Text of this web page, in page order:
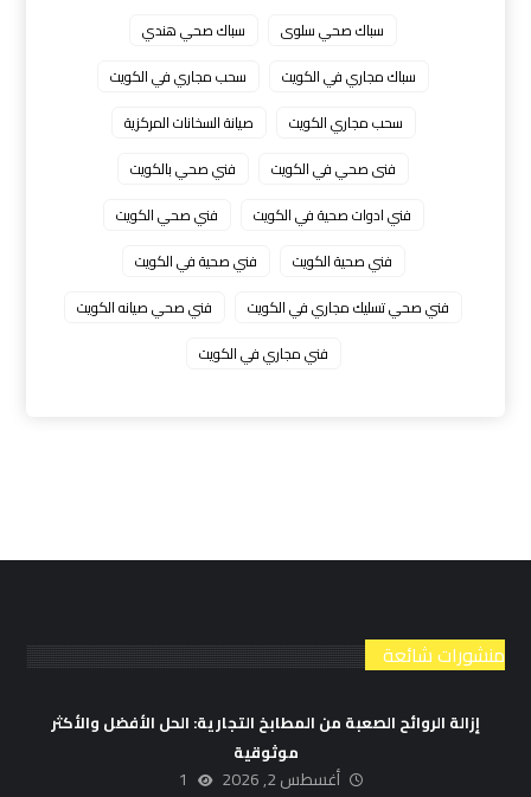
سباك صحي سلوى
سباك صحي هندي
سباك مجاري في الكويت
سحب مجاري في الكويت
سحب مجاري الكويت
صيانة السخانات المركزية
فنى صحي في الكويت
فني صحي بالكويت
فني ادوات صحية في الكويت
فني صحي الكويت
فني صحية الكويت
فني صحية في الكويت
فني صحي تسليك مجاري في الكويت
فني صحي صيانه الكويت
فني مجاري في الكويت
منشورات شائعة
إزالة الروائح الصعبة من المطابخ التجارية: الحل الأفضل والأكثر
موثوقية
أغسطس 2, 2026 1